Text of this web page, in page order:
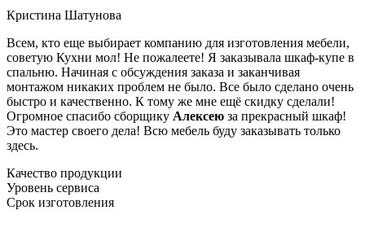
Кристина Шатунова
Всем, кто еще выбирает компанию для изготовления мебели,
советую Кухни мол! Не пожалеете! Я заказывала шкаф-купе в
спальню. Начиная с обсуждения заказа и заканчивая
монтажом никаких проблем не было. Все было сделано очень
быстро и качественно. К тому же мне ещё скидку сделали!
Огромное спасибо сборщику Алексею за прекрасный шкаф!
Это мастер своего дела! Всю мебель буду заказывать только
здесь.
Качество продукции
Уровень сервиса
Срок изготовления